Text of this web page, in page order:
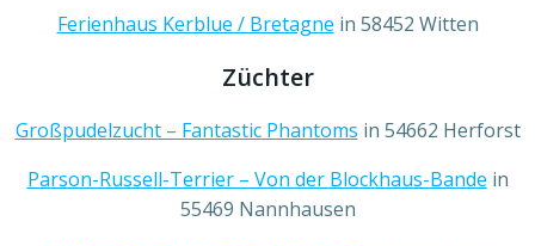
Ferienhaus Kerblue / Bretagne in 58452 Witten
Züchter
Großpudelzucht – Fantastic Phantoms in 54662 Herforst
Parson-Russell-Terrier – Von der Blockhaus-Bande in
55469 Nannhausen